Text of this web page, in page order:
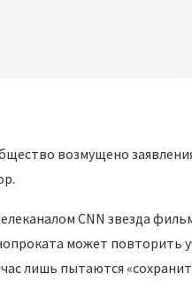
возмущено
CNN звезда
может повторить
лишь пытаются